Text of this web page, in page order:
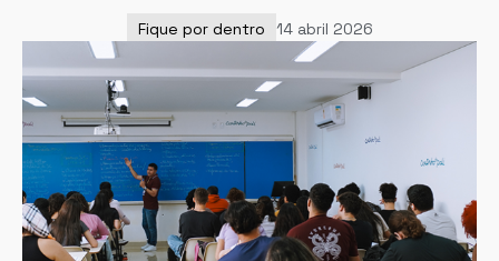
Fique por dentro 14 abril 2026